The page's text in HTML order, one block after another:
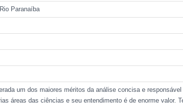
Paranaíba
um dos maiores méritos da análise concisa e
áreas das ciências e seu entendimento é de enorme valor.